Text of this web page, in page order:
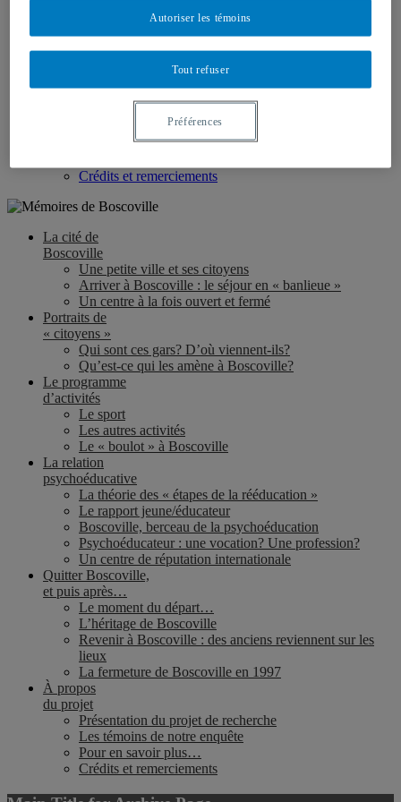
Le moment du départ…
Revenir à Boscoville : des anciens reviennent sur les
Présentation du projet de recherche
Les témoins de notre enquête
Crédits et remerciements
La cité de
Boscoville
Une petite ville et ses citoyens
Arriver à Boscoville : le séjour en « banlieue »
Un centre à la fois ouvert et fermé
Portraits de
« citoyens »
Qui sont ces gars? D’où viennent-ils?
Qu’est-ce qui les amène à Boscoville?
Le programme
d’activités
Le sport
Les autres activités
Le « boulot » à Boscoville
La relation
psychoéducative
La théorie des « étapes de la rééducation »
Le rapport jeune/éducateur
Boscoville, berceau de la psychoéducation
Psychoéducateur : une vocation? Une profession?
Un centre de réputation internationale
Quitter Boscoville,
et puis après…
Le moment du départ…
L’héritage de Boscoville
Revenir à Boscoville : des anciens reviennent sur les
lieux
La fermeture de Boscoville en 1997
À propos
du projet
Présentation du projet de recherche
Les témoins de notre enquête
Pour en savoir plus…
Crédits et remerciements
Tout refuser
Autoriser les témoins
Préférences